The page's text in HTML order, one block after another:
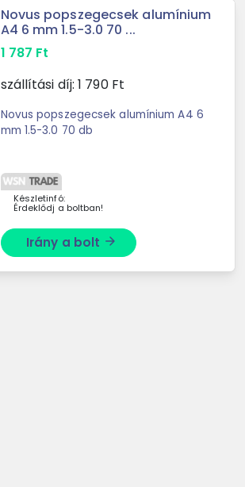
Novus popszegecsek alumínium
A4 6 mm 1.5-3.0 70 ...
1 787 Ft
szállítási díj: 1 790Ft
Novus popszegecsek alumínium A4 6
mm 1.5-3.0 70 db
Készletinfó:
Érdeklődj a boltban!
Irány a bolt arrow_forward